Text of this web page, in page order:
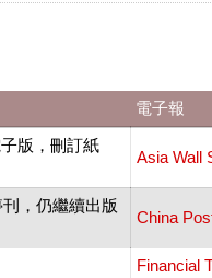
電子報
版，刪訂紙
Asia Wall
，仍繼續出版
China
Financial